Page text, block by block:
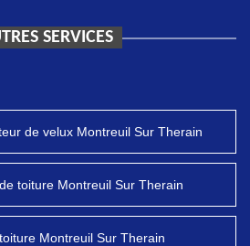
SERVICES
de velux Montreuil Sur Therain
toiture Montreuil Sur Therain
Montreuil Sur Therain